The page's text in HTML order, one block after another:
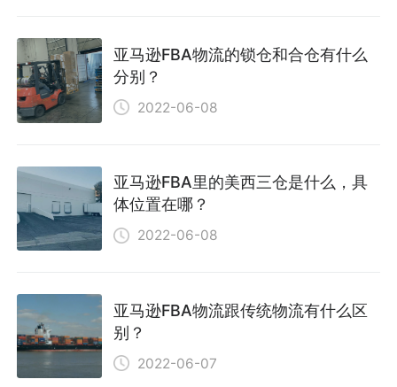
亚马逊FBA物流的锁仓和合仓有什么
分别？
2022-06-08
亚马逊FBA里的美西三仓是什么，具
体位置在哪？
2022-06-08
亚马逊FBA物流跟传统物流有什么区
别？
2022-06-07